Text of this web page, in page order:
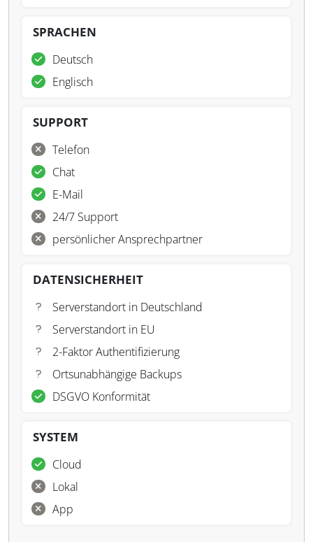
SPRACHEN
Deutsch
Englisch
SUPPORT
Telefon
Chat
E-Mail
24/7 Support
persönlicher Ansprechpartner
DATENSICHERHEIT
Serverstandort in Deutschland
Serverstandort in EU
2-Faktor Authentifizierung
Ortsunabhängige Backups
DSGVO Konformität
SYSTEM
Cloud
Lokal
App